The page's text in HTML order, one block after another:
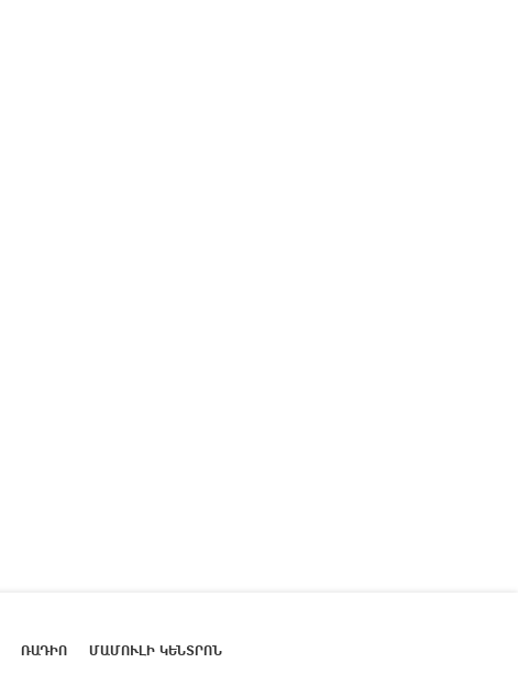
ՌԱԴԻՈ ՄԱՄՈՒԼԻ ԿԵՆՏՐՈՆ